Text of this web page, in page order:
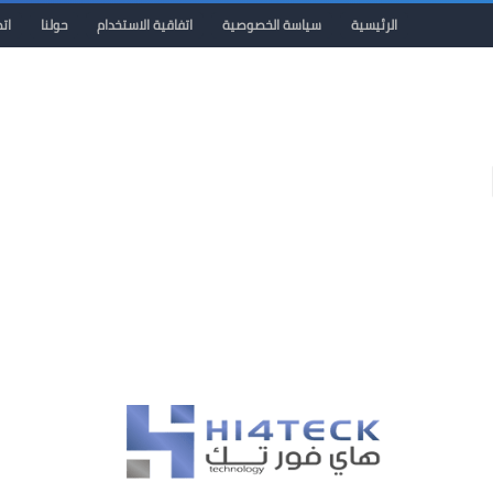
الرئيسية سياسة الخصوصية اتفاقية الاستخدام حولنا